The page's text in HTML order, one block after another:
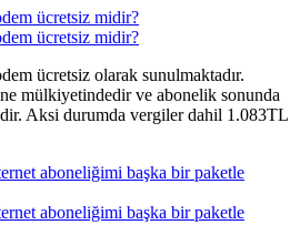
ücretsiz midir?
ücretsiz midir?
ücretsiz olarak sunulmaktadır.
mülkiyetindedir ve abonelik sonunda
Aksi durumda vergiler dahil 1.083TL
aboneliğimi başka bir paketle
aboneliğimi başka bir paketle